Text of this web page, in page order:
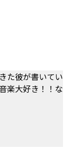
た彼が書いてい
楽大好き！！な